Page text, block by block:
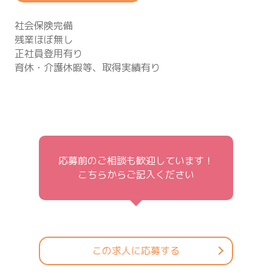
社会保険完備
残業ほぼ無し
正社員登用有り
育休・介護休暇等、取得実績有り
応募前のご相談も歓迎しています！
こちらからご記入ください
この求人に応募する